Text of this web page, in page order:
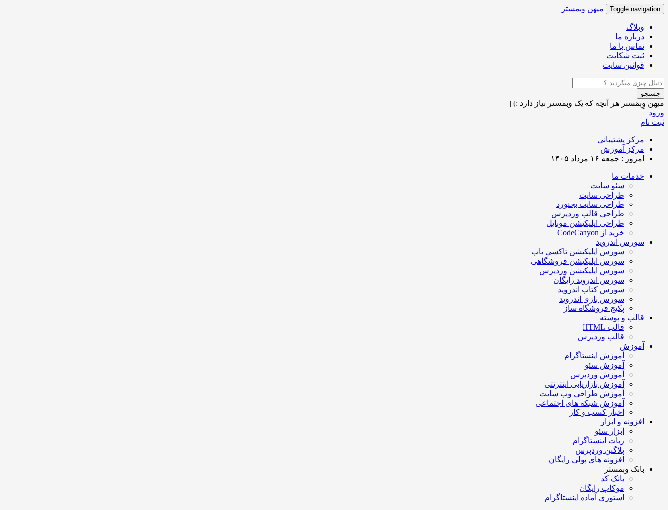
Toggle navigation میهن وبمستر
وبلاگ
درباره ما
تماس با ما
ثبت شکایت
قوانین سایت
جستجو
میهن وِبمَستر هر آنچه که یک وبمستر نیاز دارد :) |
ورود
ثبت نام
مرکز پشتیبانی
مرکز آموزش
امروز : جمعه ۱۶ مرداد ۱۴۰۵
خدمات ما
سئو سایت
طراحی سایت
طراحی سایت بجنورد
طراحی قالب وردپرس
طراحی اپلیکیشن موبایل
خرید از CodeCanyon
سورس اندروید
سورس اپلیکیشن تاکسی یاب
سورس اپلیکیشن فروشگاهی
سورس اپلیکیشن وردپرس
سورس اندروید رایگان
سورس کتاب اندروید
سورس بازی اندروید
پکیج فروشگاه ساز
قالب و پوسته
قالب HTML
قالب وردپرس
آموزش
آموزش اینستاگرام
آموزش سئو
آموزش وردپرس
آموزش بازاریابی اینترنتی
آموزش طراحی وب سایت
آموزش شبکه های اجتماعی
اخبار کسب و کار
افزونه و ابزار
ابزار سئو
ربات اینستاگرام
پلاگین وردپرس
افزونه های پولی رایگان
بانک وبمستر
بانک کد
موکاپ رایگان
استوری آماده اینستاگرام